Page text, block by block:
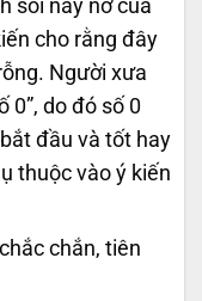
sôi nảy nở của
cho rằng đây
Người xưa
0”, do đó số 0
đầu và tốt hay
thuộc vào ý kiến
chắn, tiên